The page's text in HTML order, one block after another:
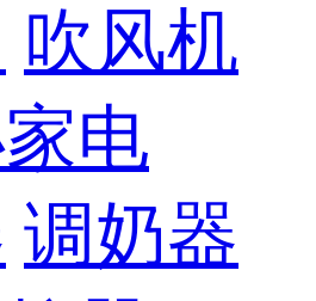
吹风机
电
调奶器